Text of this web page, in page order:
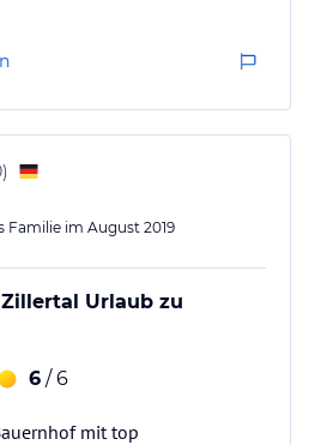
Kinder haben Platz zum
auf der von der Straße
Die Straße wird nicht so viel
sind so weit vom Hof
Weise stören. Auch
merken.
da…
)
Familie im August 2019
Urlaub zu
6 / 6
mit top